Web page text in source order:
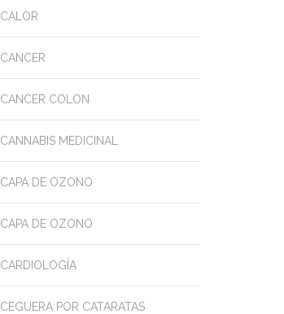
CALOR
CANCER
CANCER COLON
CANNABIS MEDICINAL
CAPA DE OZONO
CAPA DE OZONO
CARDIOLOGÍA
CEGUERA POR CATARATAS